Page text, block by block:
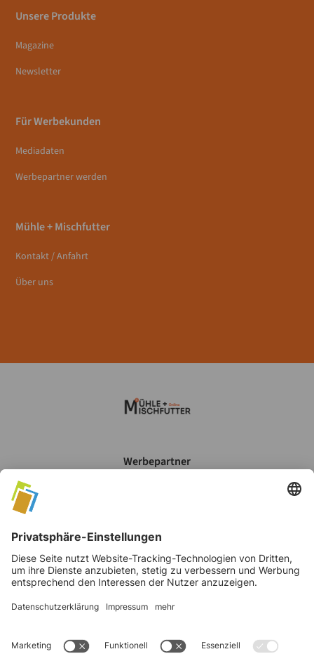
Unsere Produkte
Magazine
Newsletter
Für Werbekunden
Mediadaten
Werbepartner werden
Mühle + Mischfutter
Kontakt / Anfahrt
Über uns
Werbepartner
Datenschutz
AGB's